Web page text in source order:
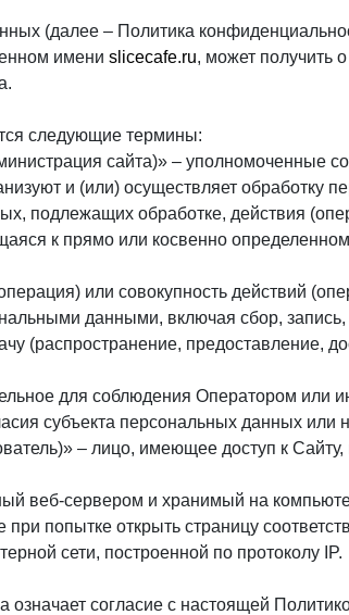
(далее – Политика
имени slicecafe.ru, может получить
следующие термины:
сайта)» – уполномоченные
и (или) осуществляет обработку
подлежащих обработке, действия
к прямо или косвенно
или совокупность действий
данными, включая сбор,
(распространение, предоставление,
для соблюдения Оператором
субъекта персональных данных или
– лицо, имеющее доступ к
веб-сервером и хранимый на
попытке открыть страницу
сети, построенной по протоколу IP.
согласие с настоящей